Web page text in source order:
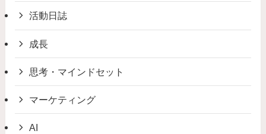
活動日誌
成長
思考・マインドセット
マーケティング
AI